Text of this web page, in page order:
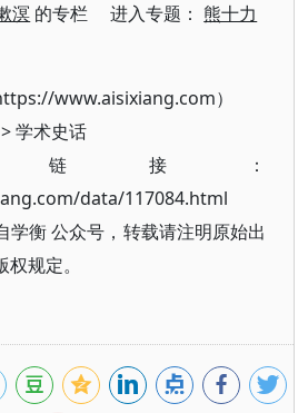
溟 的专栏 进入专题： 熊十力
www.aisixiang.com）
>学术史话
链接：
data/117084.html
学衡 公众号，转载请注明原始出
规定。